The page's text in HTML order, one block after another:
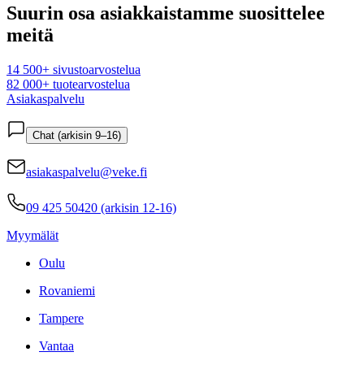
Suurin osa asiakkaistamme suosittelee
meitä
14 500+ sivustoarvostelua
82 000+ tuotearvostelua
Asiakaspalvelu
Chat (arkisin 9–16)
asiakaspalvelu@veke.fi
09 425 50420 (arkisin 12-16)
Myymälät
Oulu
Rovaniemi
Tampere
Vantaa